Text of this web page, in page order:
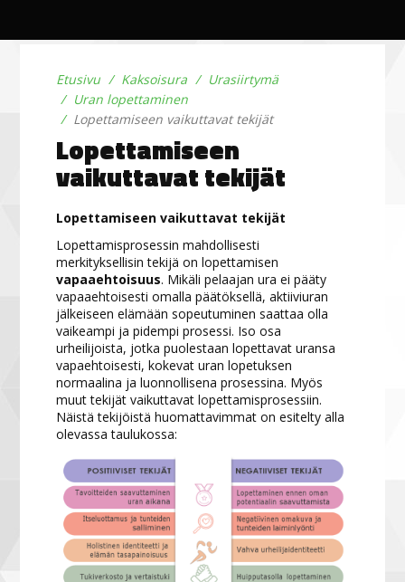
Etusivu Kaksoisura
Urasiirtymä
Uran lopettaminen
Lopettamiseen vaikuttavat tekijät
Lopettamiseen
vaikuttavat tekijät
Lopettamiseen vaikuttavat tekijät
Lopettamisprosessin mahdollisesti
merkityksellisin tekijä on lopettamisen
vapaaehtoisuus. Mikäli pelaajan ura ei pääty
vapaaehtoisesti omalla päätöksellä, aktiiviuran
jälkeiseen elämään sopeutuminen saattaa olla
vaikeampi ja pidempi prosessi. Iso osa
urheilijoista, jotka puolestaan lopettavat uransa
vapaehtoisesti, kokevat uran lopetuksen
normaalina ja luonnollisena prosessina. Myös
muut tekijät vaikuttavat lopettamisprosessiin.
Näistä tekijöistä huomattavimmat on esitelty alla
olevassa taulukossa: